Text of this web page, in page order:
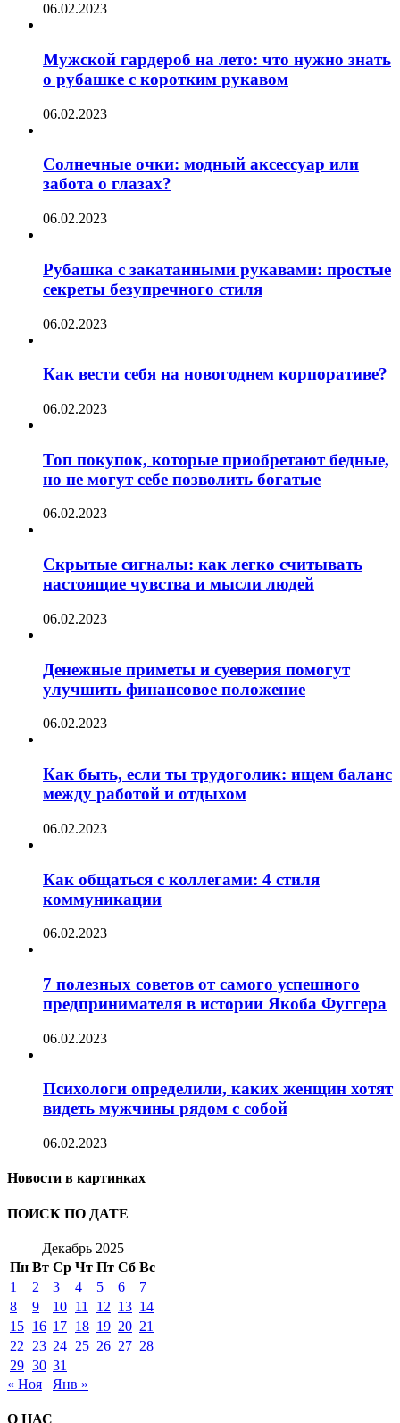
06.02.2023
Мужской гардероб на лето: что нужно знать
о рубашке с коротким рукавом
06.02.2023
Солнечные очки: модный аксессуар или
забота о глазах?
06.02.2023
Рубашка с закатанными рукавами: простые
секреты безупречного стиля
06.02.2023
Как вести себя на новогоднем корпоративе?
06.02.2023
Топ покупок, которые приобретают бедные,
но не могут себе позволить богатые
06.02.2023
Скрытые сигналы: как легко считывать
настоящие чувства и мысли людей
06.02.2023
Денежные приметы и суеверия помогут
улучшить финансовое положение
06.02.2023
Как быть, если ты трудоголик: ищем баланс
между работой и отдыхом
06.02.2023
Как общаться с коллегами: 4 стиля
коммуникации
06.02.2023
7 полезных советов от самого успешного
предпринимателя в истории Якоба Фуггера
06.02.2023
Психологи определили, каких женщин хотят
видеть мужчины рядом с собой
06.02.2023
Новости в картинках
ПОИСК ПО ДАТЕ
Декабрь 2025
Пн Вт Ср Чт Пт Сб Вс
1
2 3 4 5 6
7
8
9 10 11 12 13 14
15 16 17 18 19 20 21
22
23 24 25 26 27 28
29 30 31
« Ноя
Янв »
О НАС